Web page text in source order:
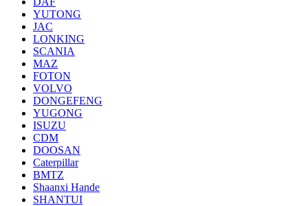
YUTONG
JAC
LONKING
SCANIA
MAZ
FOTON
VOLVO
DONGEFENG
YUGONG
ISUZU
CDM
DOOSAN
Caterpillar
BMTZ
Shaanxi Hande
SHANTUI